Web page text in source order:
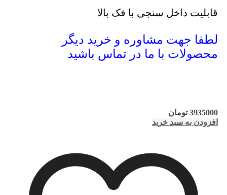
قابلیت داخل سنجی با فک بالا
لطفا جهت مشاوره و خرید دیگر
محصولات با ما در تماس باشید
3935000 تومان
افزودن به سبد خرید